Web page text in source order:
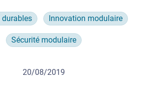
durables Innovation modulaire
Sécurité modulaire
20/08/2019